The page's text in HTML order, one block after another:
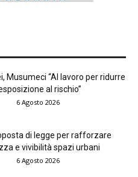
Musumeci “Al lavoro per ridurre
al rischio”
6 Agosto 2026
di legge per rafforzare
e vivibilità spazi urbani
6 Agosto 2026